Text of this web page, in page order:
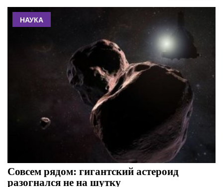
НАУКА
Совсем рядом: гигантский астероид
разогнался не на шутку